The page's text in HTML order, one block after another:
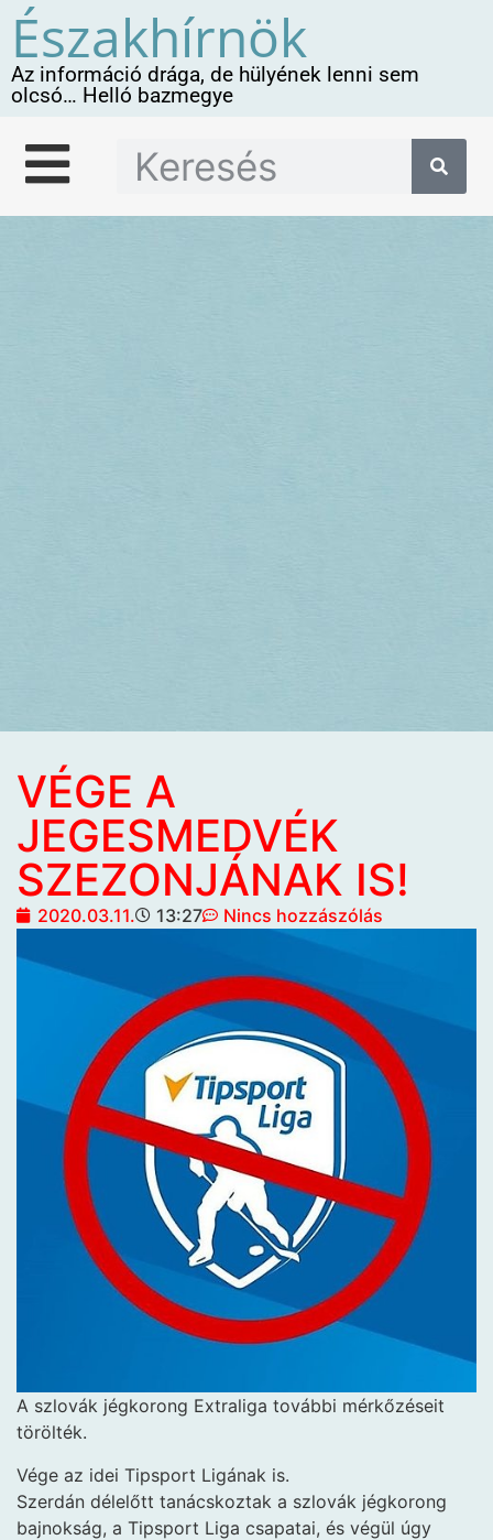
Északhírnök
Az információ drága, de hülyének lenni sem
olcsó… Helló bazmegye
VÉGE A
JEGESMEDVÉK
SZEZONJÁNAK IS!
2020.03.11. 13:27 Nincs hozzászólás
A szlovák jégkorong Extraliga további mérkőzéseit
törölték.
Vége az idei Tipsport Ligának is.
Szerdán délelőtt tanácskoztak a szlovák jégkorong
bajnokság, a Tipsport Liga csapatai, és végül úgy